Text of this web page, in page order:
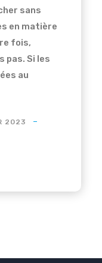
sans
en matière
fois,
pas. Si les
au
2023